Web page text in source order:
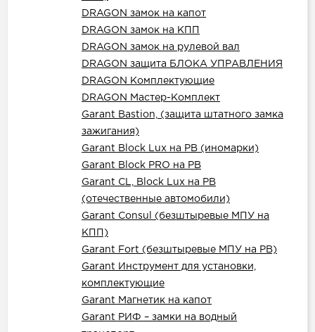
DRAGON замок на капот
DRAGON замок на КПП
DRAGON замок на рулевой вал
DRAGON защита БЛОКА УПРАВЛЕНИЯ
DRAGON Комплектующие
DRAGON Мастер-Комплект
Garant Bastion, (защита штатного замка
зажигания)
Garant Block Lux на РВ (иномарки)
Garant Block PRO на РВ
Garant CL, Block Lux на РВ
(отечественные автомобили)
Garant Consul (безштыревые МПУ на
КПП)
Garant Fort (безштыревые МПУ на РВ)
Garant Инструмент для установки,
комплектующие
Garant Магнетик на капот
Garant РИФ – замки на водный